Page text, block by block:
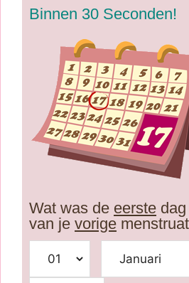
Binnen 30 Seconden!
Wat was de eerste dag
van je vorige